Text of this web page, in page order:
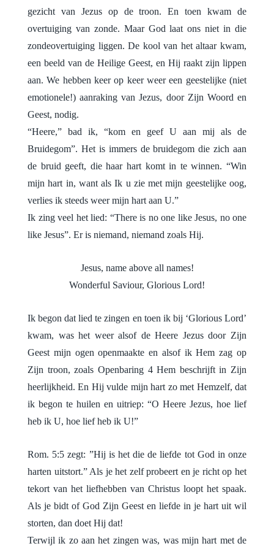
gezicht van Jezus op de troon. En toen kwam de
overtuiging van zonde. Maar God laat ons niet in die
zondeovertuiging liggen. De kool van het altaar kwam,
een beeld van de Heilige Geest, en Hij raakt zijn lippen
aan. We hebben keer op keer weer een geestelijke (niet
emotionele!) aanraking van Jezus, door Zijn Woord en
Geest, nodig.
“Heere,” bad ik, “kom en geef U aan mij als de
Bruidegom”. Het is immers de bruidegom die zich aan
de bruid geeft, die haar hart komt in te winnen. “Win
mijn hart in, want als Ik u zie met mijn geestelijke oog,
verlies ik steeds weer mijn hart aan U.”
Ik zing veel het lied: “There is no one like Jesus, no one
like Jesus”. Er is niemand, niemand zoals Hij.
Jesus, name above all names!
Wonderful Saviour, Glorious Lord!
Ik begon dat lied te zingen en toen ik bij ‘Glorious Lord’
kwam, was het weer alsof de Heere Jezus door Zijn
Geest mijn ogen openmaakte en alsof ik Hem zag op
Zijn troon, zoals Openbaring 4 Hem beschrijft in Zijn
heerlijkheid. En Hij vulde mijn hart zo met Hemzelf, dat
ik begon te huilen en uitriep: “O Heere Jezus, hoe lief
heb ik U, hoe lief heb ik U!”
Rom. 5:5 zegt: ”Hij is het die de liefde tot God in onze
harten uitstort.” Als je het zelf probeert en je richt op het
tekort van het liefhebben van Christus loopt het spaak.
Als je bidt of God Zijn Geest en liefde in je hart uit wil
storten, dan doet Hij dat!
Terwijl ik zo aan het zingen was, was mijn hart met de